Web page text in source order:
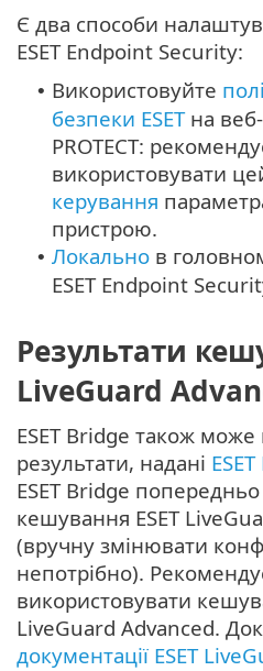
Є два способи
ESET Endpoint Security:
• Використовуйте
безпеки ESETна веб-
PROTECT:
використовувати
керування
пристрою.
• Локально в
ESET Endpoint
Результати
LiveGuard
ESET Bridge також
результати, надані
ESET Bridge
кешування ESET
(вручну змінювати
непотрібно).
використовувати
LiveGuard Advanced.
документації ESET